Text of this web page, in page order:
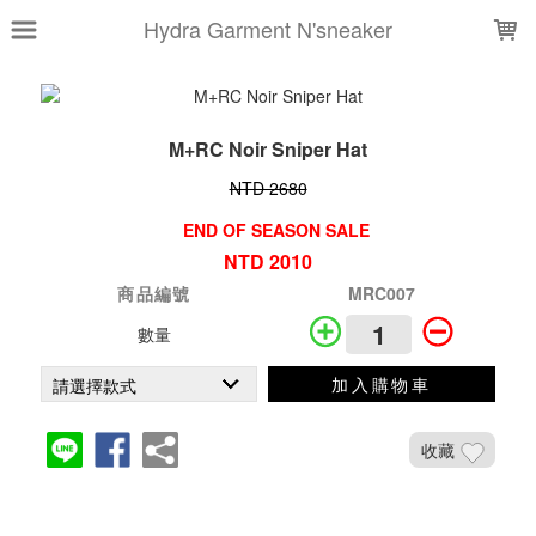
Hydra Garment N'sneaker
M+RC Noir Sniper Hat
NTD 2680
END OF SEASON SALE
NTD 2010
商品編號
MRC007
數量
加入購物車
收藏